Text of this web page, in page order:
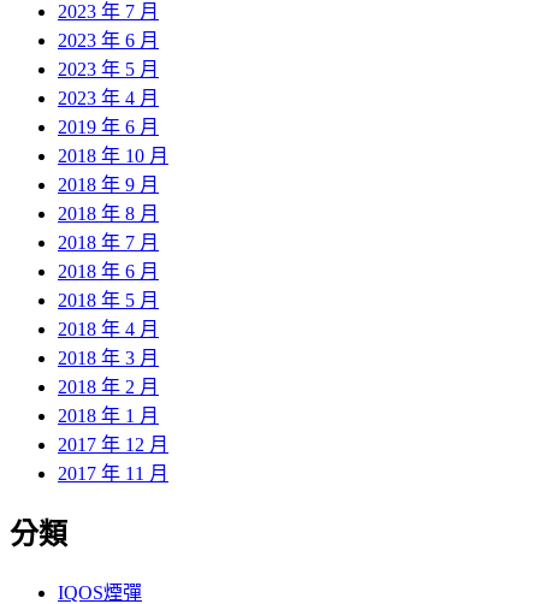
2023 年 7 月
2023 年 6 月
2023 年 5 月
2023 年 4 月
2019 年 6 月
2018 年 10 月
2018 年 9 月
2018 年 8 月
2018 年 7 月
2018 年 6 月
2018 年 5 月
2018 年 4 月
2018 年 3 月
2018 年 2 月
2018 年 1 月
2017 年 12 月
2017 年 11 月
分類
IQOS煙彈